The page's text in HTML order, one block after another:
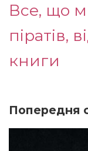
Все, що
піратів,
книги
Попередня